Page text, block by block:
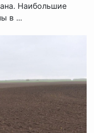
Наибольшие
в ...